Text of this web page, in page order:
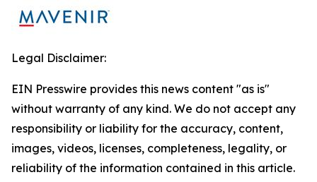
Legal Disclaimer:
EIN Presswire provides this news content "as is"
without warranty of any kind. We do not accept any
responsibility or liability for the accuracy, content,
images, videos, licenses, completeness, legality, or
reliability of the information contained in this article.